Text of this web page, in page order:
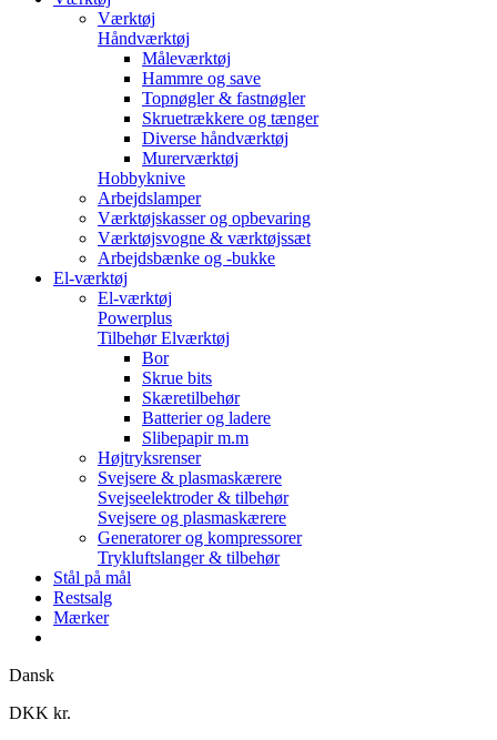
Værktøj
Håndværktøj
Måleværktøj
Hammre og save
Topnøgler & fastnøgler
Skruetrækkere og tænger
Diverse håndværktøj
Murerværktøj
Hobbyknive
Arbejdslamper
Værktøjskasser og opbevaring
Værktøjsvogne & værktøjssæt
Arbejdsbænke og -bukke
El-værktøj
El-værktøj
Powerplus
Tilbehør Elværktøj
Bor
Skrue bits
Skæretilbehør
Batterier og ladere
Slibepapir m.m
Højtryksrenser
Svejsere & plasmaskærere
Svejseelektroder & tilbehør
Svejsere og plasmaskærere
Generatorer og kompressorer
Trykluftslanger & tilbehør
Stål på mål
Restsalg
Mærker
Dansk
DKK kr.